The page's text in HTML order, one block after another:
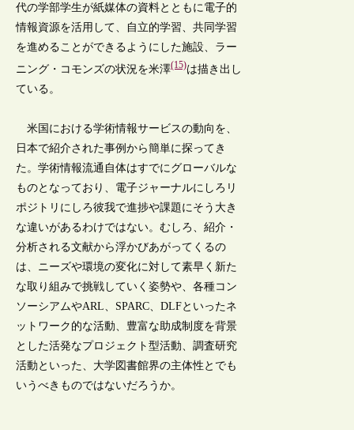
代の学部学生が紙媒体の資料とともに電子的
情報資源を活用して、自立的学習、共同学習
を進めることができるようにした施設、ラー
ニング・コモンズの状況を米澤(15)は描き出し
ている。
米国における学術情報サービスの動向を、
日本で紹介された事例から簡単に探ってき
た。学術情報流通自体はすでにグローバルな
ものとなっており、電子ジャーナルにしろリ
ポジトリにしろ彼我で進捗や課題にそう大き
な違いがあるわけではない。むしろ、紹介・
分析される文献から浮かびあがってくるの
は、ニーズや環境の変化に対して素早く新た
な取り組みで挑戦していく姿勢や、各種コン
ソーシアムやARL、SPARC、DLFといったネ
ットワーク的な活動、豊富な助成制度を背景
とした活発なプロジェクト型活動、調査研究
活動といった、大学図書館界の主体性とでも
いうべきものではないだろうか。